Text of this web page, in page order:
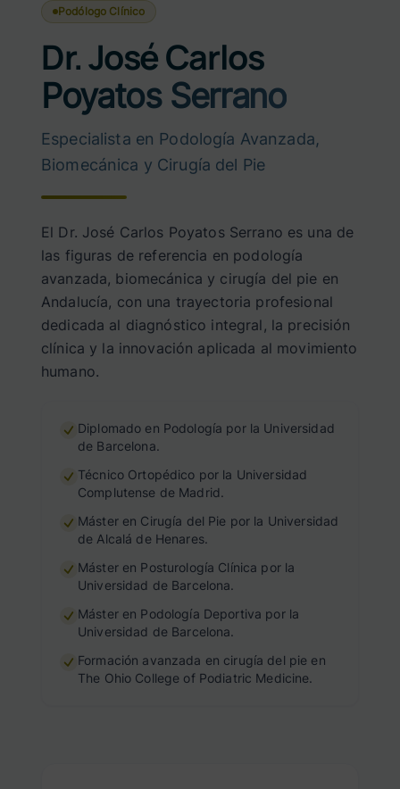
Podólogo Clínico
Dr. José Carlos
Poyatos Serrano
Especialista en Podología Avanzada,
Biomecánica y Cirugía del Pie
El Dr. José Carlos Poyatos Serrano es una de
las figuras de referencia en podología
avanzada, biomecánica y cirugía del pie en
Andalucía, con una trayectoria profesional
dedicada al diagnóstico integral, la precisión
clínica y la innovación aplicada al movimiento
humano.
Diplomado en Podología por la Universidad
de Barcelona.
Técnico Ortopédico por la Universidad
Complutense de Madrid.
Máster en Cirugía del Pie por la Universidad
de Alcalá de Henares.
Máster en Posturología Clínica por la
Universidad de Barcelona.
Máster en Podología Deportiva por la
Universidad de Barcelona.
Formación avanzada en cirugía del pie en
The Ohio College of Podiatric Medicine.